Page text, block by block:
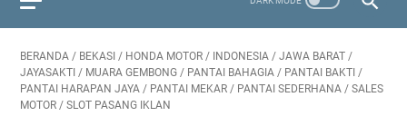
BERANDA / BEKASI / HONDA MOTOR / INDONESIA / JAWA BARAT /
JAYASAKTI / MUARA GEMBONG / PANTAI BAHAGIA / PANTAI BAKTI /
PANTAI HARAPAN JAYA / PANTAI MEKAR / PANTAI SEDERHANA / SALES
MOTOR / SLOT PASANG IKLAN